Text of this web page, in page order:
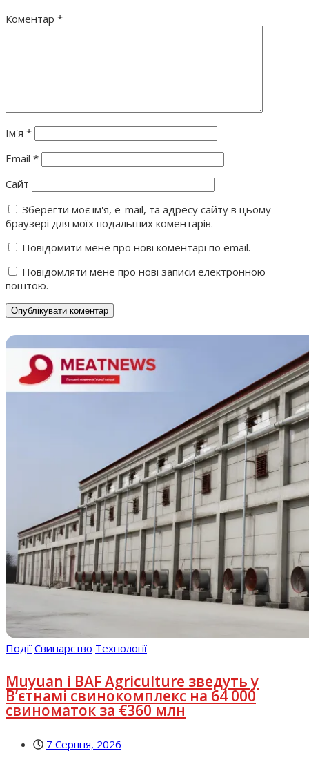
Коментар *
Ім'я *
Email *
Сайт
Зберегти моє ім'я, e-mail, та адресу сайту в цьому
браузері для моїх подальших коментарів.
Повідомити мене про нові коментарі по email.
Повідомляти мене про нові записи електронною
поштою.
Події Свинарство Технології
Muyuan і BAF Agriculture зведуть у
В’єтнамі свинокомплекс на 64 000
свиноматок за €360 млн
7 Серпня, 2026